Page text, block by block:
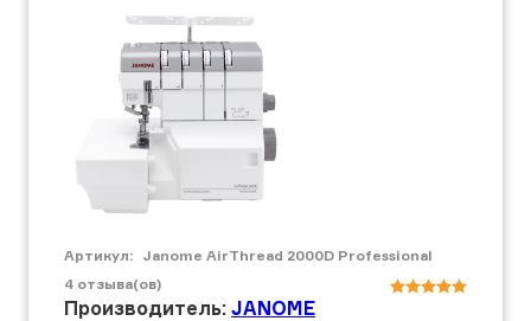
Артикул: Janome AirThread 2000D Professional
4 отзыва(ов)
Производитель: JANOME